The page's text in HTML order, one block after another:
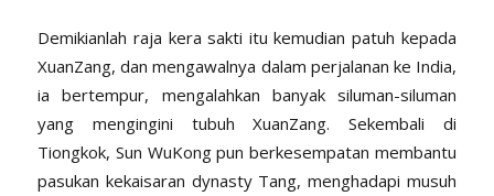
Demikianlah raja kera sakti itu kemudian patuh kepada
XuanZang, dan mengawalnya dalam perjalanan ke India,
ia bertempur, mengalahkan banyak siluman-siluman
yang mengingini tubuh XuanZang. Sekembali di
Tiongkok, Sun WuKong pun berkesempatan membantu
pasukan kekaisaran dynasty Tang, menghadapi musuh